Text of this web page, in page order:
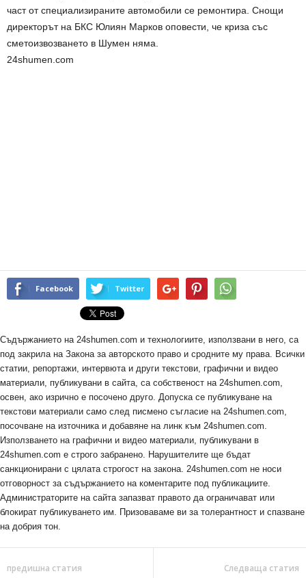
част от специализираните автомобили се ремонтира. Снощи
директорът на БКС Юлиян Марков оповести, че криза със
сметоизвозването в Шумен няма.
24shumen.com
Facebook Twitter
Съдържанието на 24shumen.com и технологиите, използвани в него, са
под закрила на Закона за авторското право и сродните му права. Всички
статии, репортажи, интервюта и други текстови, графични и видео
материали, публикувани в сайта, са собственост на 24shumen.com,
освен, ако изрично е посочено друго. Допуска се публикуване на
текстови материали само след писмено съгласие на 24shumen.com,
посочване на източника и добавяне на линк към 24shumen.com.
Използването на графични и видео материали, публикувани в
24shumen.com е строго забранено. Нарушителите ще бъдат
санкционирани с цялата строгост на закона. 24shumen.com не носи
отговорност за съдържанието на коментарите под публикациите.
Администраторите на сайта запазват правото да ограничават или
блокират публикуването им. Призоваваме ви за толерантност и спазване
на добрия тон.
предишна статия Следваща статия